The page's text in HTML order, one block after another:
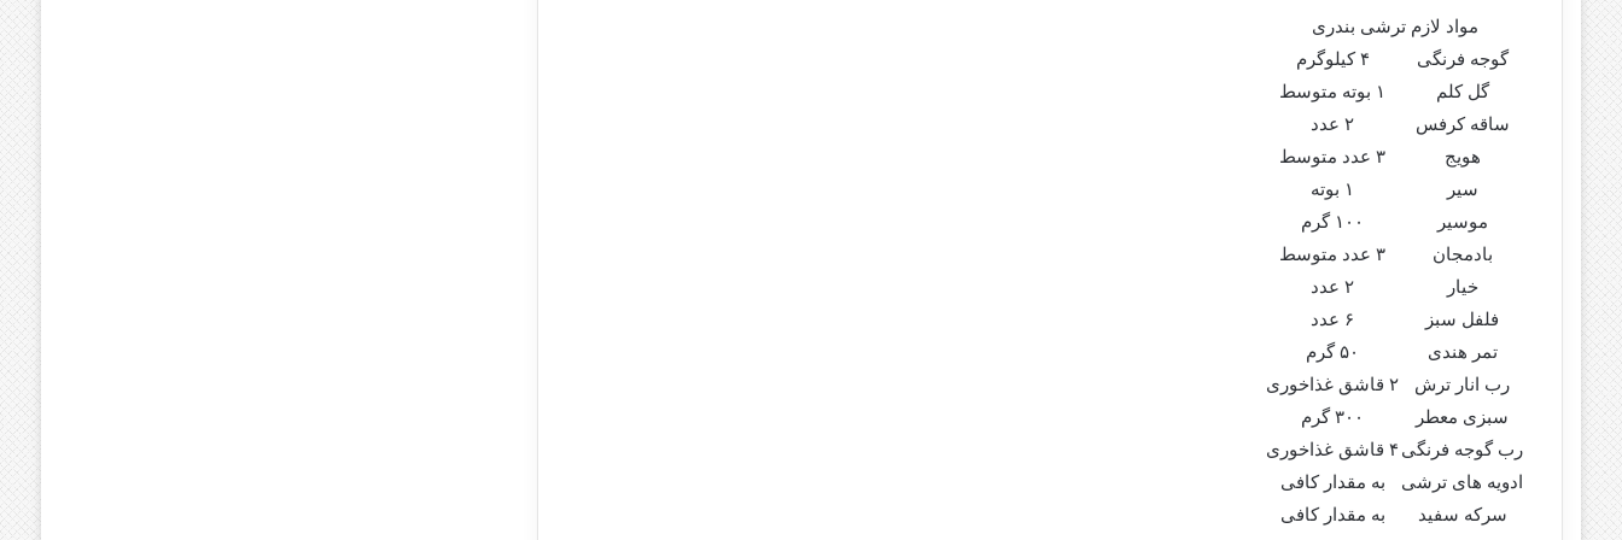
مواد لازم ترشی بندری
گوجه فرنگی
۴ کیلوگرم
گل کلم
۱ بوته متوسط
ساقه کرفس
۲ عدد
هویج
۳ عدد متوسط
سیر
۱ بوته
موسیر
۱۰۰ گرم
بادمجان
۳ عدد متوسط
خیار
۲ عدد
فلفل سبز
۶ عدد
تمر هندی
۵۰ گرم
رب انار ترش
۲ قاشق غذاخوری
سبزی معطر
۳۰۰ گرم
رب گوجه فرنگی ۴ قاشق غذاخوری
ادویه های ترشی
به مقدار کافی
سرکه سفید
به مقدار کافی